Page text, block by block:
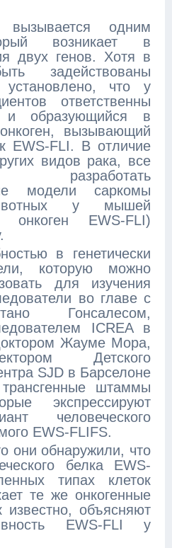
одним
возникает в
двух генов. Хотя в
задействованы
что у
ответственны
образующийся в
вызывающий
EWS-FLI. В отличие
видов рака, все
модели саркомы
у мышей
онкоген EWS-FLI)
в генетически
которую можно
для изучения
во главе с
Гонсалесом,
ICREA в
Жауме Мора,
Детского
SJD в Барселоне
штаммы
экспрессируют
человеческого
EWS-FLIFS.
они обнаружили, что
белка EWS-
типах клеток
те же онкогенные
известно, объясняют
EWS-FLI у